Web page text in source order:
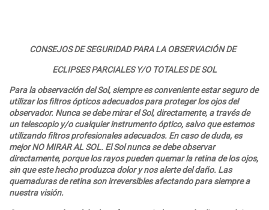
CONSEJOS DE SEGURIDAD PARA LA OBSERVACIÓN DE
ECLIPSES PARCIALES Y/O TOTALES DE SOL
Para la observación del Sol, siempre es conveniente estar seguro de
utilizar los filtros ópticos adecuados para proteger los ojos del
observador. Nunca se debe mirar el Sol, directamente, a través de
un telescopio y/o cualquier instrumento óptico, salvo que estemos
utilizando filtros profesionales adecuados. En caso de duda, es
mejor NO MIRAR AL SOL. El Sol nunca se debe observar
directamente, porque los rayos pueden quemar la retina de los ojos,
sin que este hecho produzca dolor y nos alerte del daño. Las
quemaduras de retina son irreversibles afectando para siempre a
nuestra visión.